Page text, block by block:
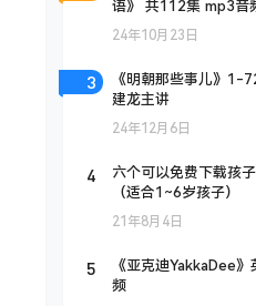
语》 共112集 mp3音
24年10月23日
3
《明朝那些事儿》1-
建龙主讲
24年12月6日
4
六个可以免费下载孩
（适合1~6岁孩子）
21年8月4日
5
《亚克迪YakkaDee
频